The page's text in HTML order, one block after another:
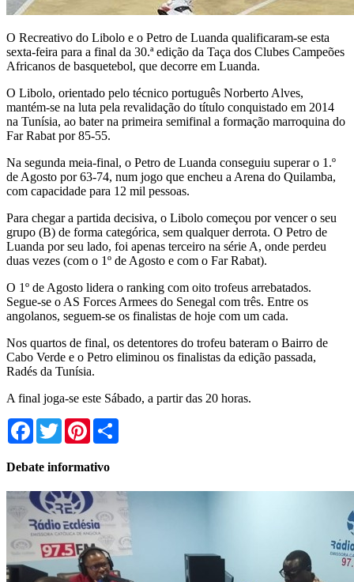
O Recreativo do Libolo e o Petro de Luanda qualificaram-se esta
sexta-feira para a final da 30.ª edição da Taça dos Clubes Campeões
Africanos de basquetebol, que decorre em Luanda.
O Libolo, orientado pelo técnico português Norberto Alves,
mantém-se na luta pela revalidação do título conquistado em 2014
na Tunísia, ao bater na primeira semifinal a formação marroquina do
Far Rabat por 85-55.
Na segunda meia-final, o Petro de Luanda conseguiu superar o 1.º
de Agosto por 63-74, num jogo que encheu a Arena do Quilamba,
com capacidade para 12 mil pessoas.
Para chegar a partida decisiva, o Libolo começou por vencer o seu
grupo (B) de forma categórica, sem qualquer derrota. O Petro de
Luanda por seu lado, foi apenas terceiro na série A, onde perdeu
duas vezes (com o 1º de Agosto e com o Far Rabat).
O 1º de Agosto lidera o ranking com oito trofeus arrebatados.
Segue-se o AS Forces Armees do Senegal com três. Entre os
angolanos, seguem-se os finalistas de hoje com um cada.
Nos quartos de final, os detentores do trofeu bateram o Bairro de
Cabo Verde e o Petro eliminou os finalistas da edição passada,
Radés da Tunísia.
A final joga-se este Sábado, a partir das 20 horas.
Facebook
TwitterPinterest
Debate informativo